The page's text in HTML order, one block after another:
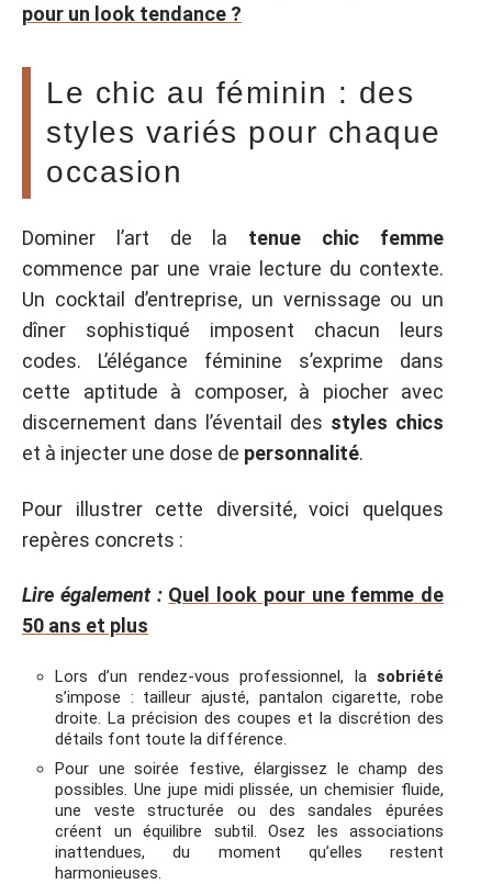
pour un look tendance ?
Le chic au féminin : des
styles variés pour chaque
occasion
Dominer l’art de la tenue chic femme
commence par une vraie lecture du contexte.
Un cocktail d’entreprise, un vernissage ou un
dîner sophistiqué imposent chacun leurs
codes. L’élégance féminine s’exprime dans
cette aptitude à composer, à piocher avec
discernement dans l’éventail des styles chics
et à injecter une dose de personnalité.
Pour illustrer cette diversité, voici quelques
repères concrets :
Lire également : Quel look pour une femme de
50 ans et plus
Lors d’un rendez-vous professionnel, la sobriété
s’impose : tailleur ajusté, pantalon cigarette, robe
droite. La précision des coupes et la discrétion des
détails font toute la différence.
Pour une soirée festive, élargissez le champ des
possibles. Une jupe midi plissée, un chemisier fluide,
une veste structurée ou des sandales épurées
créent un équilibre subtil. Osez les associations
inattendues, du moment qu’elles restent
harmonieuses.